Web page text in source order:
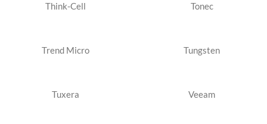
Think-Cell Tonec
Trend Micro Tungsten
Tuxera Veeam